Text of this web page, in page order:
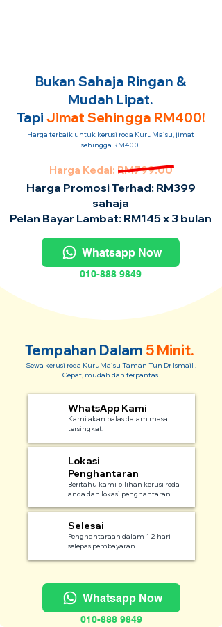
Bukan Sahaja Ringan &
Mudah Lipat.
Tapi Jimat Sehingga RM400!
Harga terbaik untuk kerusi roda KuruMaisu, jimat
sehingga RM400.
Harga Kedai: RM799.00
Harga Promosi Terhad: RM399
sahaja
Pelan Bayar Lambat: RM145 x 3 bulan
Whatsapp Now
010-888 9849
Tempahan Dalam 5 Minit.
Sewa kerusi roda KuruMaisu Taman Tun Dr Ismail .
Cepat, mudah dan terpantas.
WhatsApp Kami
Kami akan balas dalam masa
tersingkat.
Lokasi
Penghantaran
Beritahu kami pilihan kerusi roda
anda dan lokasi penghantaran.
Selesai
Penghantaraan dalam 1-2 hari
selepas pembayaran.
Whatsapp Now
010-888 9849